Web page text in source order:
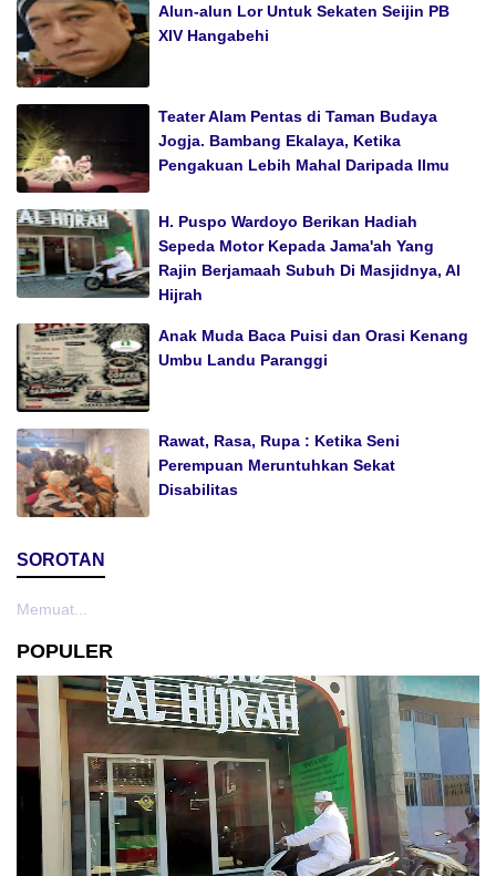
Alun-alun Lor Untuk Sekaten Seijin PB
XIV Hangabehi
Teater Alam Pentas di Taman Budaya
Jogja. Bambang Ekalaya, Ketika
Pengakuan Lebih Mahal Daripada Ilmu
H. Puspo Wardoyo Berikan Hadiah
Sepeda Motor Kepada Jama'ah Yang
Rajin Berjamaah Subuh Di Masjidnya, Al
Hijrah
Anak Muda Baca Puisi dan Orasi Kenang
Umbu Landu Paranggi
Rawat, Rasa, Rupa : Ketika Seni
Perempuan Meruntuhkan Sekat
Disabilitas
SOROTAN
Memuat...
POPULER